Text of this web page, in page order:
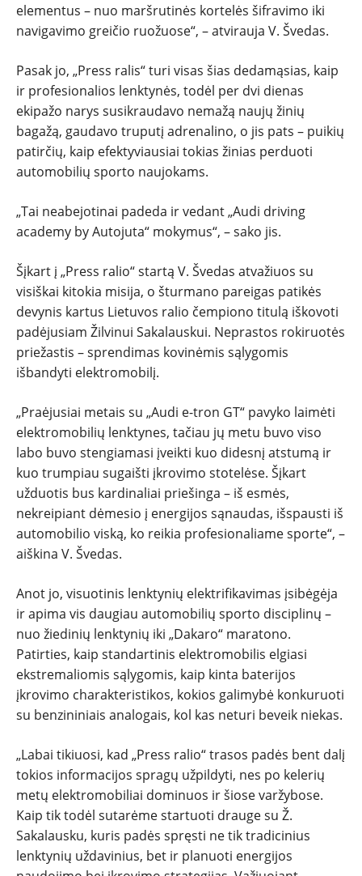
elementus – nuo maršrutinės kortelės šifravimo iki
navigavimo greičio ruožuose“, – atvirauja V. Švedas.
Pasak jo, „Press ralis“ turi visas šias dedamąsias, kaip
ir profesionalios lenktynės, todėl per dvi dienas
ekipažo narys susikraudavo nemažą naujų žinių
bagažą, gaudavo truputį adrenalino, o jis pats – puikių
patirčių, kaip efektyviausiai tokias žinias perduoti
automobilių sporto naujokams.
„Tai neabejotinai padeda ir vedant „Audi driving
academy by Autojuta“ mokymus“, – sako jis.
Šįkart į „Press ralio“ startą V. Švedas atvažiuos su
visiškai kitokia misija, o šturmano pareigas patikės
devynis kartus Lietuvos ralio čempiono titulą iškovoti
padėjusiam Žilvinui Sakalauskui. Neprastos rokiruotės
priežastis – sprendimas kovinėmis sąlygomis
išbandyti elektromobilį.
„Praėjusiai metais su „Audi e-tron GT“ pavyko laimėti
elektromobilių lenktynes, tačiau jų metu buvo viso
labo buvo stengiamasi įveikti kuo didesnį atstumą ir
kuo trumpiau sugaišti įkrovimo stotelėse. Šįkart
užduotis bus kardinaliai priešinga – iš esmės,
nekreipiant dėmesio į energijos sąnaudas, išspausti iš
automobilio viską, ko reikia profesionaliame sporte“, –
aiškina V. Švedas.
Anot jo, visuotinis lenktynių elektrifikavimas įsibėgėja
ir apima vis daugiau automobilių sporto disciplinų –
nuo žiedinių lenktynių iki „Dakaro“ maratono.
Patirties, kaip standartinis elektromobilis elgiasi
ekstremaliomis sąlygomis, kaip kinta baterijos
įkrovimo charakteristikos, kokios galimybė konkuruoti
su benzininiais analogais, kol kas neturi beveik niekas.
„Labai tikiuosi, kad „Press ralio“ trasos padės bent dalį
tokios informacijos spragų užpildyti, nes po kelerių
metų elektromobiliai dominuos ir šiose varžybose.
Kaip tik todėl sutarėme startuoti drauge su Ž.
Sakalausku, kuris padės spręsti ne tik tradicinius
lenktynių uždavinius, bet ir planuoti energijos